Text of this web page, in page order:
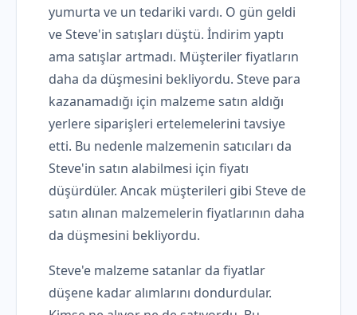
yumurta ve un tedariki vardı. O gün geldi
ve Steve'in satışları düştü. İndirim yaptı
ama satışlar artmadı. Müşteriler fiyatların
daha da düşmesini bekliyordu. Steve para
kazanamadığı için malzeme satın aldığı
yerlere siparişleri ertelemelerini tavsiye
etti. Bu nedenle malzemenin satıcıları da
Steve'in satın alabilmesi için fiyatı
düşürdüler. Ancak müşterileri gibi Steve de
satın alınan malzemelerin fiyatlarının daha
da düşmesini bekliyordu.
Steve'e malzeme satanlar da fiyatlar
düşene kadar alımlarını dondurdular.